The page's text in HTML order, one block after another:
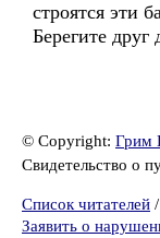
строятся эти
Берегите друг
© Copyright: Грим
Свидетельство о
Список читателей /
Заявить о